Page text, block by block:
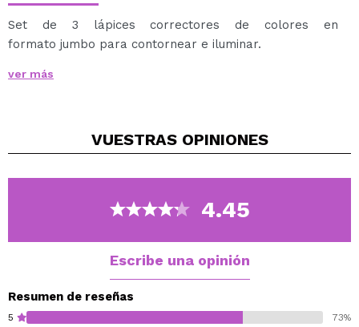
Set de 3 lápices correctores de colores en
formato jumbo para contornear e iluminar.
Un lápiz de color oscuro y acabado mate para
zona central del rostro.
iluminar los puntos altos (pómulos, arco de cupido,
ver más
VUESTRAS OPINIONES
4.45
Escribe una opinión
Resumen de reseñas
5 73%